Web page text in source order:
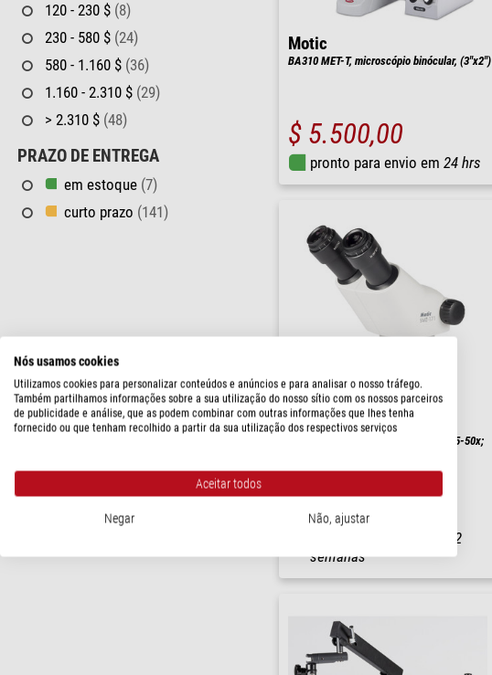
120 - 230 $ (8)
230 - 580 $ (24)
580 - 1.160 $ (36)
1.160 - 2.310 $ (29)
> 2.310 $ (48)
PRAZO DE ENTREGA
em estoque (7)
curto prazo (141)
Motic
BA310 MET-T, microscópio binócular, (3"x2")
$ 5.500,00
pronto para envio em 24 hrs
Motic
Cabeça estereoscópica SMZ-171; 7,5-50x;
$ 1.070,00
1-2
semanas
Nós usamos cookies
Utilizamos cookies para personalizar conteúdos e anúncios e para analisar o nosso tráfego.
Também partilhamos informações sobre a sua utilização do nosso sítio com os nossos parceiros
de publicidade e análise, que as podem combinar com outras informações que lhes tenha
fornecido ou que tenham recolhido a partir da sua utilização dos respectivos serviços
Aceitar todos
Negar Não, ajustar